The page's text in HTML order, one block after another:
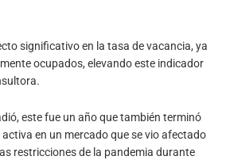
significativo en la tasa de vacancia, ya
ocupados, elevando este indicador
este fue un año que también terminó
en un mercado que se vio afectado
restricciones de la pandemia durante